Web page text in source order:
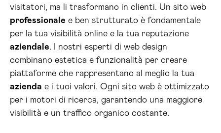
visitatori, ma li trasformano in clienti. Un sito web
professionale e ben strutturato è fondamentale
per la tua visibilità online e la tua reputazione
aziendale. I nostri esperti di web design
combinano estetica e funzionalità per creare
piattaforme che rappresentano al meglio la tua
azienda e i tuoi valori. Ogni sito web è ottimizzato
per i motori di ricerca, garantendo una maggiore
visibilità e un traffico organico costante.